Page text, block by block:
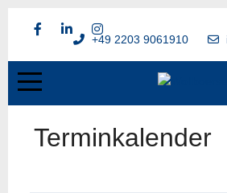
+49 2203 9061910
Terminkalender